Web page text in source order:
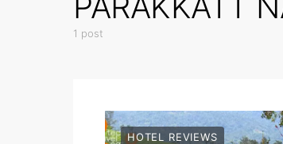
1 post
HOTEL REVIEWS